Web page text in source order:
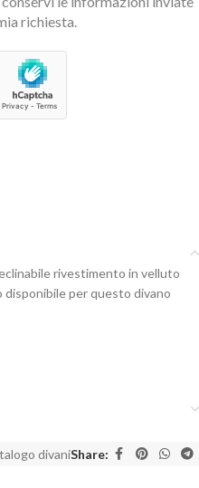
richiesta.
rivestimento in velluto
disponibile per questo divano
divaniShare: